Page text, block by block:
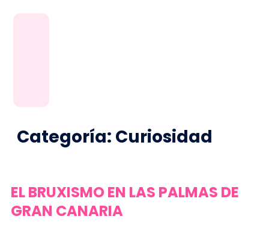
Categoría: Curiosidad
EL BRUXISMO EN LAS PALMAS DE
GRAN CANARIA